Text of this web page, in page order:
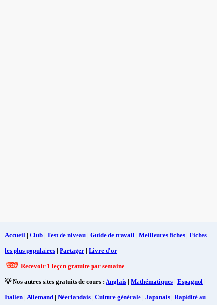
Accueil | Club | Test de niveau | Guide de travail | Meilleures fiches | Fiches
les plus populaires | Partager | Livre d'or
Recevoir 1 leçon gratuite par semaine
💡 Nos autres sites gratuits de cours : Anglais | Mathématiques | Espagnol |
Italien | Allemand | Néerlandais | Culture générale | Japonais | Rapidité au